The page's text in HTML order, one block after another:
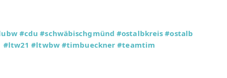
#cdu #schwäbischgmünd #ostalbkreis #ostalb
#ltw21 #ltwbw #timbueckner #teamtim